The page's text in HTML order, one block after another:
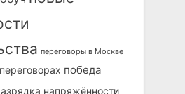
переговоры в Москве
победа
напряжённости